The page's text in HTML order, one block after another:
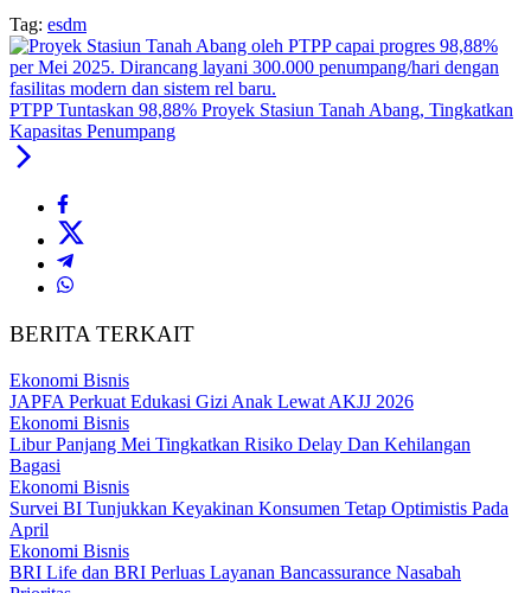
Tag: esdm
PTPP Tuntaskan 98,88% Proyek Stasiun Tanah Abang, Tingkatkan
Kapasitas Penumpang
BERITA TERKAIT
Ekonomi Bisnis
JAPFA Perkuat Edukasi Gizi Anak Lewat AKJJ 2026
Ekonomi Bisnis
Libur Panjang Mei Tingkatkan Risiko Delay Dan Kehilangan
Bagasi
Ekonomi Bisnis
Survei BI Tunjukkan Keyakinan Konsumen Tetap Optimistis Pada
April
Ekonomi Bisnis
BRI Life dan BRI Perluas Layanan Bancassurance Nasabah